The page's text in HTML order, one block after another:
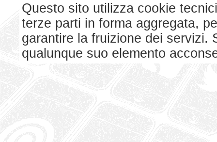
Questo sito utilizza cookie
terze parti in forma aggregata,
garantire la fruizione dei servizi.
qualunque suo elemento